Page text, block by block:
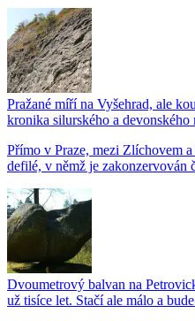
Pražané míří na Vyšehrad, ale
kronika silurského a devonského
Přímo v Praze, mezi Zlíchovem
defilé, v němž je zakonzervován
Dvoumetrový balvan na
už tisíce let. Stačí ale málo a